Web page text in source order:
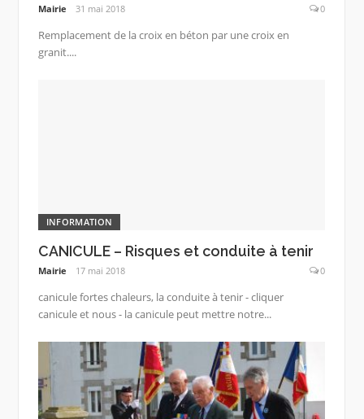
Mairie 31 mai 2018 0
Remplacement de la croix en béton par une croix en
granit....
INFORMATION
CANICULE – Risques et conduite à tenir
Mairie 17 mai 2018 0
canicule fortes chaleurs, la conduite à tenir - cliquer
canicule et nous - la canicule peut mettre notre...